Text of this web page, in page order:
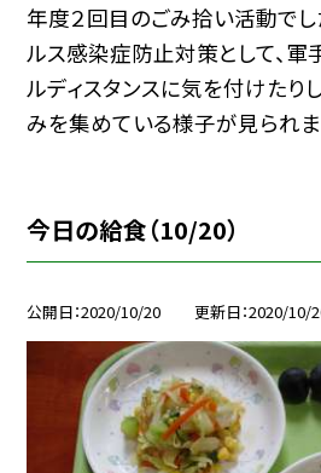
年度２回目のごみ拾い活動でし
ルス感染症防止対策として、軍
ルディスタンスに気を付けたり
みを集めている様子が見られま
今日の給食（10/20）
公開日 2020/10/20 更新日 2020/10/